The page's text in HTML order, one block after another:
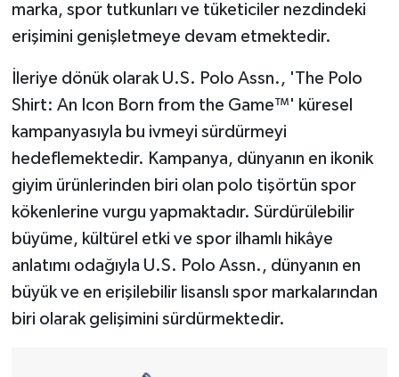
marka, spor tutkunları ve tüketiciler nezdindeki
erişimini genişletmeye devam etmektedir.
İleriye dönük olarak U.S. Polo Assn., 'The Polo
Shirt: An Icon Born from the Game™' küresel
kampanyasıyla bu ivmeyi sürdürmeyi
hedeflemektedir. Kampanya, dünyanın en ikonik
giyim ürünlerinden biri olan polo tişörtün spor
kökenlerine vurgu yapmaktadır. Sürdürülebilir
büyüme, kültürel etki ve spor ilhamlı hikâye
anlatımı odağıyla U.S. Polo Assn., dünyanın en
büyük ve en erişilebilir lisanslı spor markalarından
biri olarak gelişimini sürdürmektedir.